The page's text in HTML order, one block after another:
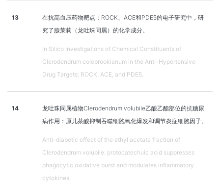
13
在抗高血压药物靶点：ROCK、ACE和PDE5的电子研究中，研
究了腺茉莉（龙吐珠同属）的化学成分。
In Silico Investigations of Chemical Constituents of
Clerodendrum colebrookianum in the Anti-Hypertensive
Drug Targets: ROCK, ACE, and PDE5.
14
龙吐珠同属植物Clerodendrum volubile乙酸乙酯部位的抗糖尿
病作用：原儿茶酸抑制吞噬细胞氧化爆发和调节炎症细胞因子。
Anti-diabetic effect of the ethyl acetate fraction of
Clerodendrum volubile: protocatechuic acid suppresses
phagocytic oxidative burst and modulates inflammatory
cytokines.